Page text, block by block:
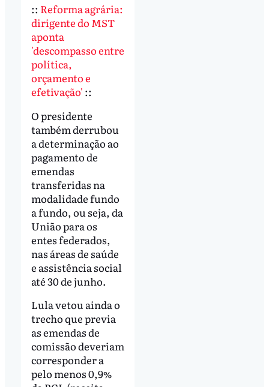
:: Reforma agrária:
dirigente do MST
aponta
'descompasso entre
política,
orçamento e
efetivação' ::
O presidente
também derrubou
a determinação ao
pagamento de
emendas
transferidas na
modalidade fundo
a fundo, ou seja, da
União para os
entes federados,
nas áreas de saúde
e assistência social
até 30 de junho.
Lula vetou ainda o
trecho que previa
as emendas de
comissão deveriam
corresponder a
pelo menos 0,9%